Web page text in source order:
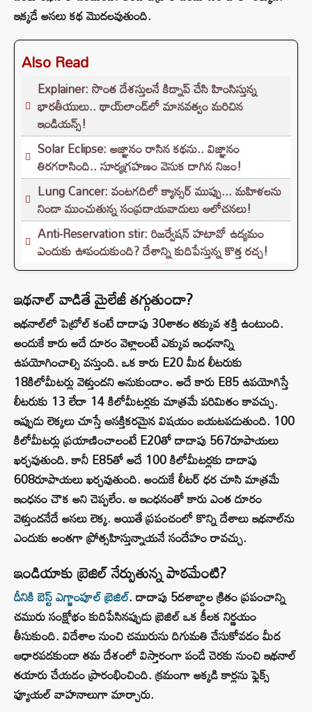
ఇక్కడే అసలు కథ మొదలవుతుంది.
Also Read
Explainer: సొంత దేశస్తులనే కిడ్నాప్ చేసి హింసిస్తున్న
భారతీయులు.. థాయ్‌లాండ్‌లో మానవత్వం మరిచిన
ఇండియన్స్!
Solar Eclipse: అజ్ఞానం రాసిన కథను.. విజ్ఞానం
తిరగరాసింది.. సూర్యగ్రహణం వెనుక దాగిన నిజం!
Lung Cancer: వంటగదిలో క్యాన్సర్ ముప్పు... మహిళలను
నిండా ముంచుతున్న సంప్రదాయవాదులు ఆలోచనలు!
Anti-Reservation stir: రిజర్వేషన్ హటావో ఉద్యమం
ఎందుకు ఊపందుకుంది? దేశాన్ని కుదిపేస్తున్న కొత్త రచ్చ!
ఇథనాల్‌ వాడితే మైలేజీ తగ్గుతుందా?
ఇథనాల్‌లో పెట్రోల్ కంటే దాదాపు 30శాతం తక్కువ శక్తి ఉంటుంది.
అందుకే కారు అదే దూరం వెళ్లాలంటే ఎక్కువ ఇంధనాన్ని
ఉపయోగించాల్సి వస్తుంది. ఒక కారు E20 మీద లీటరుకు
18కిలోమీటర్లు వెళ్తుందని అనుకుందాం. అదే కారు E85 ఉపయోగిస్తే
లీటరుకు 13 లేదా 14 కిలోమీటర్లకు మాత్రమే పరిమితం కావచ్చు.
ఇప్పుడు లెక్కలు చూస్తే ఆసక్తికరమైన విషయం బయటపడుతుంది. 100
కిలోమీటర్లు ప్రయాణించాలంటే E20తో దాదాపు 567రూపాయలు
ఖర్చవుతుంది. కానీ E85తో అదే 100 కిలోమీటర్లకు దాదాపు
608రూపాయలు ఖర్చవుతుంది. అందుకే లీటర్ ధర చూసి మాత్రమే
ఇంధనం చౌక అని చెప్పలేం. ఆ ఇంధనంతో కారు ఎంత దూరం
వెళ్తుందనేదే అసలు లెక్క. అయితే ప్రపంచంలో కొన్ని దేశాలు ఇథనాల్‌ను
ఎందుకు అంతగా ప్రోత్సహిస్తున్నాయనే సందేహం రావచ్చు.
ఇండియాకు బ్రెజిల్‌ నేర్పుతున్న పాఠమేంటి?
దీనికి బెస్ట్ ఎగ్జాంపూల్‌ బ్రెజిల్. దాదాపు 5దశాబ్దాల క్రితం ప్రపంచాన్ని
చమురు సంక్షోభం కుదిపేసినప్పుడు బ్రెజిల్ ఒక కీలక నిర్ణయం
తీసుకుంది. విదేశాల నుంచి చమురును దిగుమతి చేసుకోవడం మీద
ఆధారపడకుండా తమ దేశంలో విస్తారంగా పండే చెరకు నుంచి ఇథనాల్
తయారు చేయడం ప్రారంభించింది. క్రమంగా అక్కడి కార్లను ఫ్లెక్స్
ఫ్యూయల్ వాహనాలుగా మార్చారు.